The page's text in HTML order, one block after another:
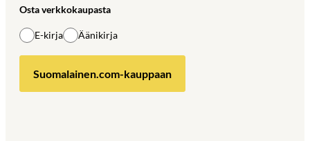
Osta verkkokaupasta
E-kirja Äänikirja
Suomalainen.com-kauppaan